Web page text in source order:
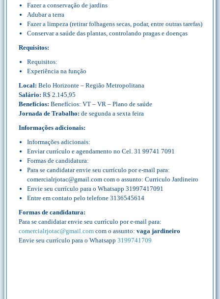
Fazer a conservação de jardins
Adubar a terra
Fazer a limpeza (retirar folhagens secas, podar, entre outras tarefas)
Conservar a saúde das plantas, controlando pragas e doenças
Requisitos:
Requisitos:
Experiência na função
Local: Belo Horizonte – Região Metropolitana
Salário: R$ 2.145,95
Benefícios: Benefícios: VT – VR – Plano de saúde
Jornada de Trabalho: de segunda a sexta feira
Informações adicionais:
Informações adicionais:
Enviar currículo e agendamento no Cel. 31 99741 7091
Formas de candidatura:
Para se candidatar envie seu currículo por e-mail para:
comercialrjotac@gmail.com com o assunto: Curriculo Jardineiro
Envie seu currículo para o Whatsapp 31997417091
Entre em contato pelo telefone 3136545614
Formas de candidatura:
Para se candidatar envie seu currículo por e-mail para:
comercialrjotac@gmail.com com o assunto: vaga jardineiro
Envie seu currículo para o Whatsapp 3199741709